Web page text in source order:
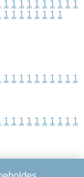
1 1 1 1 1 1 1 1 1 1
1 1 1 1 1 1 1 1
1 1 1 1 1 1 1 1 1 1
1 1 1 1 1 1 1 1 1 1